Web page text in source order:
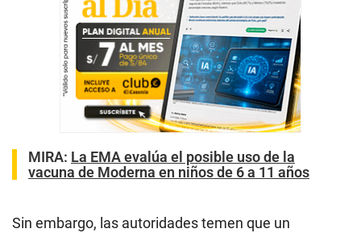
MIRA: La EMA evalúa el posible uso de la
vacuna de Moderna en niños de 6 a 11 años
Sin embargo, las autoridades temen que un